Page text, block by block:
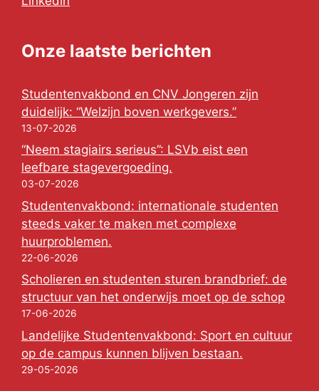
Onze laatste berichten
Studentenvakbond en CNV Jongeren zijn
duidelijk: “Welzijn boven werkgevers.”
13-07-2026
“Neem stagiairs serieus”: LSVb eist een
leefbare stagevergoeding.
03-07-2026
Studentenvakbond: internationale studenten
steeds vaker te maken met complexe
huurproblemen.
22-06-2026
Scholieren en studenten sturen brandbrief: de
structuur van het onderwijs moet op de schop
17-06-2026
Landelijke Studentenvakbond: Sport en cultuur
op de campus kunnen blijven bestaan.
29-05-2026